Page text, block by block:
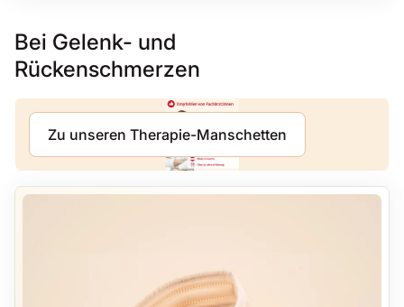
Bei Gelenk- und
Rückenschmerzen
Zu unseren Therapie-Manschetten